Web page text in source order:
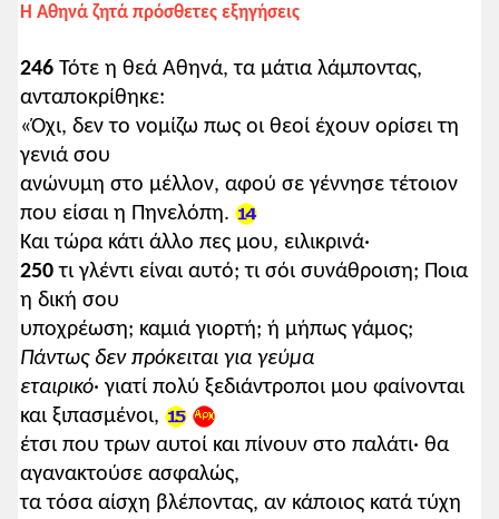
Η Αθηνά ζητά πρόσθετες εξηγήσεις
246 Τότε η θεά Αθηνά, τα μάτια λάμποντας,
ανταποκρίθηκε:
«Όχι, δεν το νομίζω πως οι θεοί έχουν ορίσει τη
γενιά σου
ανώνυμη στο μέλλον, αφού σε γέννησε τέτοιον
που είσαι η Πηνελόπη.
Και τώρα κάτι άλλο πες μου, ειλικρινά·
250 τι γλέντι είναι αυτό; τι σόι συνάθροιση; Ποια
η δική σου
υποχρέωση; καμιά γιορτή; ή μήπως γάμος;
Πάντως δεν πρόκειται για γεύμα
εταιρικό· γιατί πολύ ξεδιάντροποι μου φαίνονται
και ξιπασμένοι,
έτσι που τρων αυτοί και πίνουν στο παλάτι· θα
αγανακτούσε ασφαλώς,
τα τόσα αίσχη βλέποντας, αν κάποιος κατά τύχη